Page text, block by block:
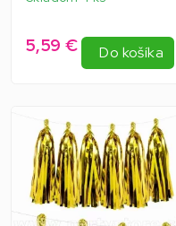
5,59 € Do košíka